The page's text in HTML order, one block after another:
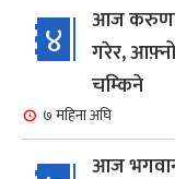
४
आज
गरेर, आफ़्नो
चम्किने
७ महिना अघि
आज भगवान